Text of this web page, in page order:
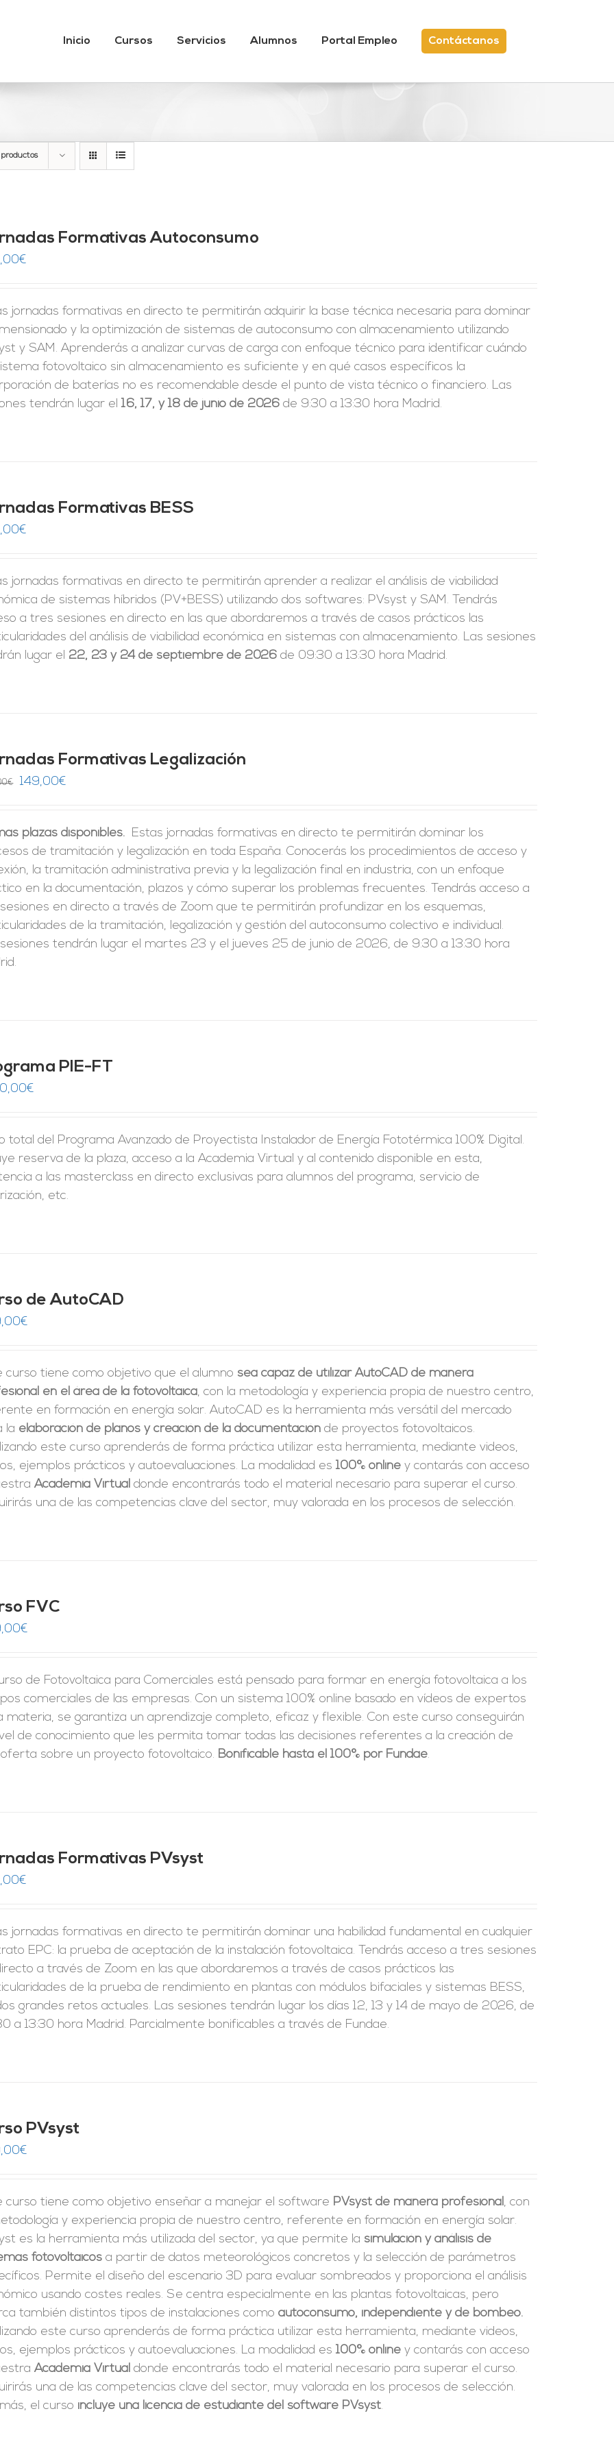
Inicio Cursos Servicios Alumnos Portal Empleo Contáctanos
Formativas Autoconsumo
€
jornadas formativas en directo te permitirán adquirir la base técnica necesaria para dominar
y la optimización de sistemas de autoconsumo con almacenamiento utilizando
y SAM. Aprenderás a analizar curvas de carga con enfoque técnico para identificar cuándo
fotovoltaico sin almacenamiento es suficiente y en qué casos específicos la
de baterías no es recomendable desde el punto de vista técnico o financiero. Las
tendrán lugar el16, 17, y 18 de junio de 2026 de 9:30 a 13:30 hora Madrid.
Formativas BESS
€
jornadas formativas en directo te permitirán aprender a realizar el análisis de viabilidad
de sistemas híbridos (PV+BESS) utilizando dos softwares: PVsyst y SAM. Tendrás
a tres sesiones en directo en las que abordaremos a través de casos prácticos las
del análisis de viabilidad económica en sistemas con almacenamiento. Las sesiones
lugar el 22, 23 y 24 de septiembre de 2026 de 09:30 a 13:30 hora Madrid.
Formativas Legalización
€
El
era:
246,00€.
149,00€
es:
149,00€.
plazas disponibles. Estas jornadas formativas en directo te permitirán dominar los
de tramitación y legalización en toda España. Conocerás los procedimientos de acceso y
la tramitación administrativa previa y la legalización final en industria, con un enfoque
en la documentación, plazos y cómo superar los problemas frecuentes. Tendrás acceso a
en directo a través de Zoom que te permitirán profundizar en los esquemas,
de la tramitación, legalización y gestión del autoconsumo colectivo e individual.
tendrán lugar el martes 23 y el jueves 25 de junio de 2026, de 9:30 a 13:30 hora
PIE-FT
€
total del Programa Avanzado de Proyectista Instalador de Energía Fototérmica 100% Digital.
reserva de la plaza, acceso a la Academia Virtual y al contenido disponible en esta,
a las masterclass en directo exclusivas para alumnos del programa, servicio de
etc.
de AutoCAD
€
curso tiene como objetivo que el alumno sea capaz de utilizar AutoCAD de manera
en el área de la fotovoltaica, con la metodología y experiencia propia de nuestro centro,
en formación en energía solar. AutoCAD es la herramienta más versátil del mercado
la elaboración de planos y creación de la documentación de proyectos fotovoltaicos.
este curso aprenderás de forma práctica utilizar esta herramienta, mediante videos,
ejemplos prácticos y autoevaluaciones. La modalidad es100% online y contarás con acceso
Academia Virtual donde encontrarás todo el material necesario para superar el curso.
una de las competencias clave del sector, muy valorada en los procesos de selección.
FVC
€
de Fotovoltaica para Comerciales está pensado para formar en energía fotovoltaica a los
comerciales de las empresas. Con un sistema 100% online basado en vídeos de expertos
materia, se garantiza un aprendizaje completo, eficaz y flexible. Con este curso conseguirán
de conocimiento que les permita tomar todas las decisiones referentes a la creación de
sobre un proyecto fotovoltaico. Bonificable hasta el 100% por Fundae.
Formativas PVsyst
€
jornadas formativas en directo te permitirán dominar una habilidad fundamental en cualquier
EPC: la prueba de aceptación de la instalación fotovoltaica. Tendrás acceso a tres sesiones
a través de Zoom en las que abordaremos a través de casos prácticos las
de la prueba de rendimiento en plantas con módulos bifaciales y sistemas BESS,
grandes retos actuales. Las sesiones tendrán lugar los días 12, 13 y 14 de mayo de 2026, de
a 13:30 hora Madrid. Parcialmente bonificables a través de Fundae.
PVsyst
€
curso tiene como objetivo enseñar a manejar el software PVsyst de manera profesional, con
y experiencia propia de nuestro centro, referente en formación en energía solar.
es la herramienta más utilizada del sector, ya que permite la simulación y análisis de
fotovoltaicos a partir de datos meteorológicos concretos y la selección de parámetros
Permite el diseño del escenario 3D para evaluar sombreados y proporciona el análisis
usando costes reales. Se centra especialmente en las plantas fotovoltaicas, pero
también distintos tipos de instalaciones comoautoconsumo, independiente y de bombeo.
este curso aprenderás de forma práctica utilizar esta herramienta, mediante videos,
ejemplos prácticos y autoevaluaciones. La modalidad es100% online y contarás con acceso
Academia Virtual donde encontrarás todo el material necesario para superar el curso.
una de las competencias clave del sector, muy valorada en los procesos de selección.
el curso incluye una licencia de estudiante del software PVsyst.